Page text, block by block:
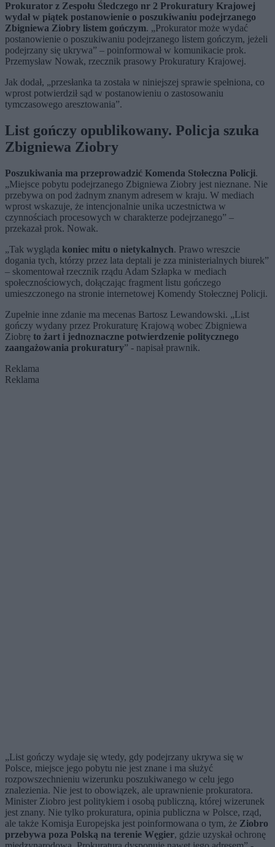
Prokurator z Zespołu Śledczego nr 2 Prokuratury Krajowej
wydał w piątek postanowienie o poszukiwaniu podejrzanego
Zbigniewa Ziobry listem gończym. „Prokurator może wydać
postanowienie o poszukiwaniu podejrzanego listem gończym, jeżeli
podejrzany się ukrywa” – poinformował w komunikacie prok.
Przemysław Nowak, rzecznik prasowy Prokuratury Krajowej.
Jak dodał, „przesłanka ta została w niniejszej sprawie spełniona, co
wprost potwierdził sąd w postanowieniu o zastosowaniu
tymczasowego aresztowania”.
List gończy opublikowany. Policja szuka
Zbigniewa Ziobry
Poszukiwania ma przeprowadzić Komenda Stołeczna Policji.
„Miejsce pobytu podejrzanego Zbigniewa Ziobry jest nieznane. Nie
przebywa on pod żadnym znanym adresem w kraju. W mediach
wprost wskazuje, że intencjonalnie unika uczestnictwa w
czynnościach procesowych w charakterze podejrzanego” –
przekazał prok. Nowak.
„Tak wygląda koniec mitu o nietykalnych. Prawo wreszcie
dogania tych, którzy przez lata deptali je zza ministerialnych biurek”
– skomentował rzecznik rządu Adam Szłapka w mediach
społecznościowych, dołączając fragment listu gończego
umieszczonego na stronie internetowej Komendy Stołecznej Policji.
Zupełnie inne zdanie ma mecenas Bartosz Lewandowski. „List
gończy wydany przez Prokuraturę Krajową wobec Zbigniewa
Ziobrę to żart i jednoznaczne potwierdzenie politycznego
zaangażowania prokuratury” - napisał prawnik.
Reklama
Reklama
„List gończy wydaje się wtedy, gdy podejrzany ukrywa się w
Polsce, miejsce jego pobytu nie jest znane i ma służyć
rozpowszechnieniu wizerunku poszukiwanego w celu jego
znalezienia. Nie jest to obowiązek, ale uprawnienie prokuratora.
Minister Ziobro jest politykiem i osobą publiczną, której wizerunek
jest znany. Nie tylko prokuratura, opinia publiczna w Polsce, rząd,
ale także Komisja Europejska jest poinformowana o tym, że Ziobro
przebywa poza Polską na terenie Węgier, gdzie uzyskał ochronę